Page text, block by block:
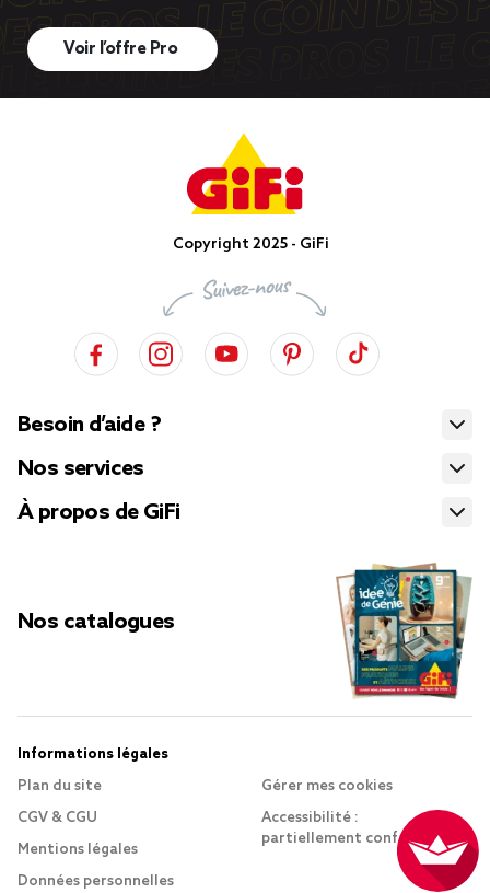
Voir l’offre Pro
Copyright 2025 - GiFi
Besoin d’aide ?
Nos services
À propos de GiFi
Nos catalogues
Informations légales
Plan du site
CGV & CGU
Mentions légales
Données personnelles
Gérer mes cookies
Accessibilité :
partiellement conforme